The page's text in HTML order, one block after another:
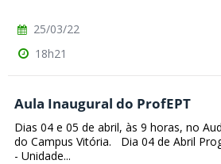
25/03/22
18h21
Aula Inaugural do ProfEPT
Dias 04 e 05 de abril, às 9 horas, no
do Campus Vitória. Dia 04 de Abril
- Unidade...